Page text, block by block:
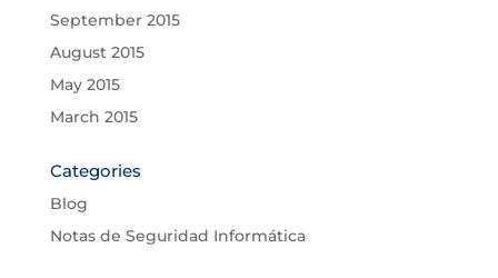
September 2015
August 2015
May 2015
March 2015
Categories
Blog
Notas de Seguridad Informática